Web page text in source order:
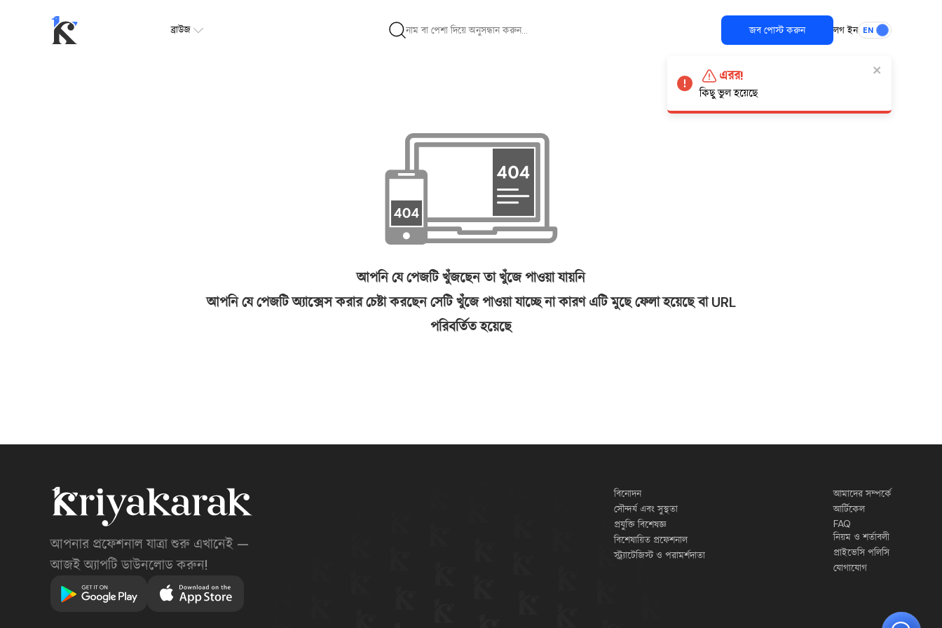
ব্রাউজ জব পোস্ট করুন লগ ইন EN
আপনি যে পেজটি খুঁজছেন তা খুঁজে পাওয়া যায়নি
আপনি যে পেজটি অ্যাক্সেস করার চেষ্টা করছেন সেটি খুঁজে পাওয়া যাচ্ছে না কারণ এটি মুছে ফেলা হয়েছে বা URL
পরিবর্তিত হয়েছে
আপনার প্রফেশনাল যাত্রা শুরু এখানেই —
আজই অ্যাপটি ডাউনলোড করুন!
বিনোদন
সৌন্দর্য এবং সুস্থতা
প্রযুক্তি বিশেষজ্ঞ
বিশেষায়িত প্রফেশনাল
স্ট্র্যাটেজিস্ট ও পরামর্শদাতা
আমাদের সম্পর্কে
আর্টিকেল
FAQ
নিয়ম ও শর্তাবলী
প্রাইভেসি পলিসি
যোগাযোগ
এরর!
কিছু ভুল হয়েছে